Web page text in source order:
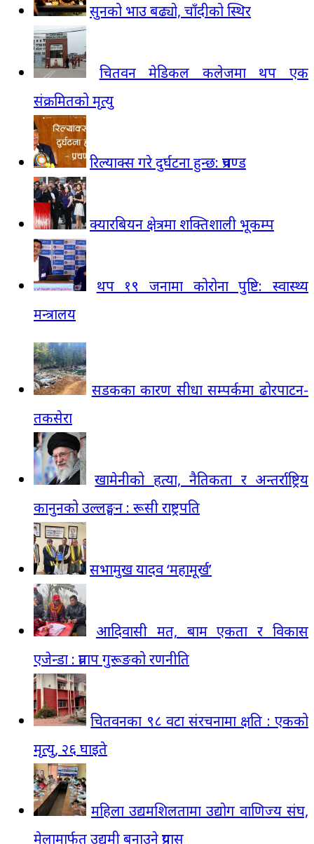
सुनको भाउ बढ्यो, चाँदीको स्थिर
चितवन मेडिकल कलेजमा थप एक
संक्रमितको मृत्यु
रिल्याक्स गरे दुर्घटना हुन्छ: प्रचण्ड
क्यारबियन क्षेत्रमा शक्तिशाली भूकम्प
थप १९ जनामा कोरोना पुष्टि: स्वास्थ्य
मन्त्रालय
सडकका कारण सीधा सम्पर्कमा ढोरपाटन-
तकसेरा
खामेनीको हत्या, नैतिकता र अन्तर्राष्ट्रिय
कानुनको उल्लङ्घन : रूसी राष्ट्रपति
सभामुख यादव ‘महामूर्ख’
आदिवासी मत, बाम एकता र विकास
एजेन्डा : प्रताप गुरूङको रणनीति
चितवनका ९८ वटा संरचनामा क्षति : एकको
मृत्यु, २६ घाइते
महिला उद्यमशिलतामा उद्योग वाणिज्य संघ,
मेलामार्फत उद्यमी बनाउने प्रयास